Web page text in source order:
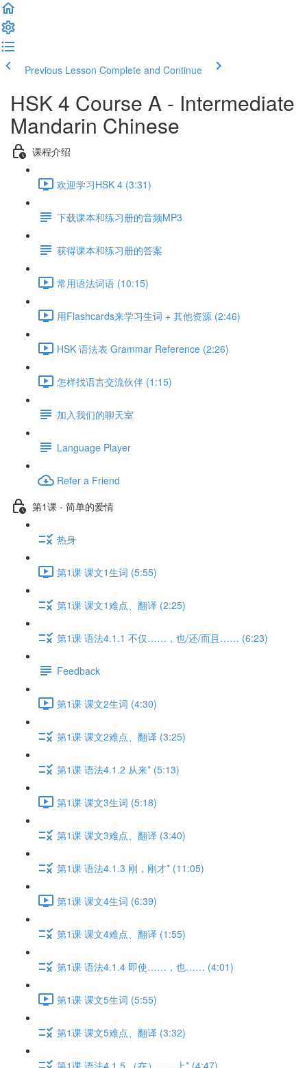
Previous Lesson Complete and Continue
HSK 4 Course A - Intermediate
Mandarin Chinese
课程介绍
欢迎学习HSK 4 (3:31)
下载课本和练习册的音频MP3
获得课本和练习册的答案
常用语法词语 (10:15)
用Flashcards来学习生词 + 其他资源 (2:46)
HSK 语法表 Grammar Reference (2:26)
怎样找语言交流伙伴 (1:15)
加入我们的聊天室
Language Player
Refer a Friend
第1课 - 简单的爱情
热身
第1课 课文1生词 (5:55)
第1课 课文1难点、翻译 (2:25)
第1课 语法4.1.1 不仅……，也/还/而且…… (6:23)
Feedback
第1课 课文2生词 (4:30)
第1课 课文2难点、翻译 (3:25)
第1课 语法4.1.2 从来* (5:13)
第1课 课文3生词 (5:18)
第1课 课文3难点、翻译 (3:40)
第1课 语法4.1.3 刚，刚才* (11:05)
第1课 课文4生词 (6:39)
第1课 课文4难点、翻译 (1:55)
第1课 语法4.1.4 即使……，也…… (4:01)
第1课 课文5生词 (5:55)
第1课 课文5难点、翻译 (3:32)
第1课 语法4.1.5 （在）……上* (4:47)